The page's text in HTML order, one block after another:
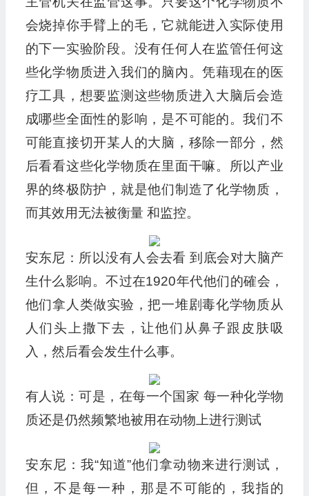
会烧掉你手臂上的毛，它就能进入实际使用
的下一实验阶段。没有任何人在监管任何这
些化学物质进入我们的脑內。凭藉现在的医
疗工具，想要监测这些物质进入大脑后会造
成哪些全面性的影响，是不可能的。我们不
可能直接切开某人的大脑，移除一部分，然
后看看这些化学物质在里面干嘛。所以产业
界的终极防护，就是他们制造了化学物质，
而其效用无法被衡量 和监控。
安东尼：所以没有人会去看 到底会对大脑产
生什么影响。不过在1920年代他们的確会，
他们拿人类做实验，把一堆剧毒化学物质从
人们头上撒下去，让他们从鼻子跟皮肤吸
入，然后看会发生什么事。
有人说：可是，在每一个国家 每一种化学物
质还是仍然频繁地被用在动物上进行测试
安东尼：我“知道”他们拿动物来进行测试，
但，不是每一种，那是不可能的，我指的